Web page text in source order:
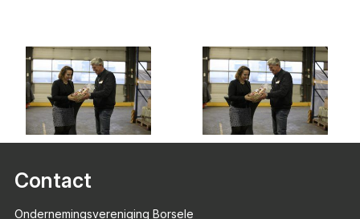
Contact
Ondernemingsvereniging Borsele